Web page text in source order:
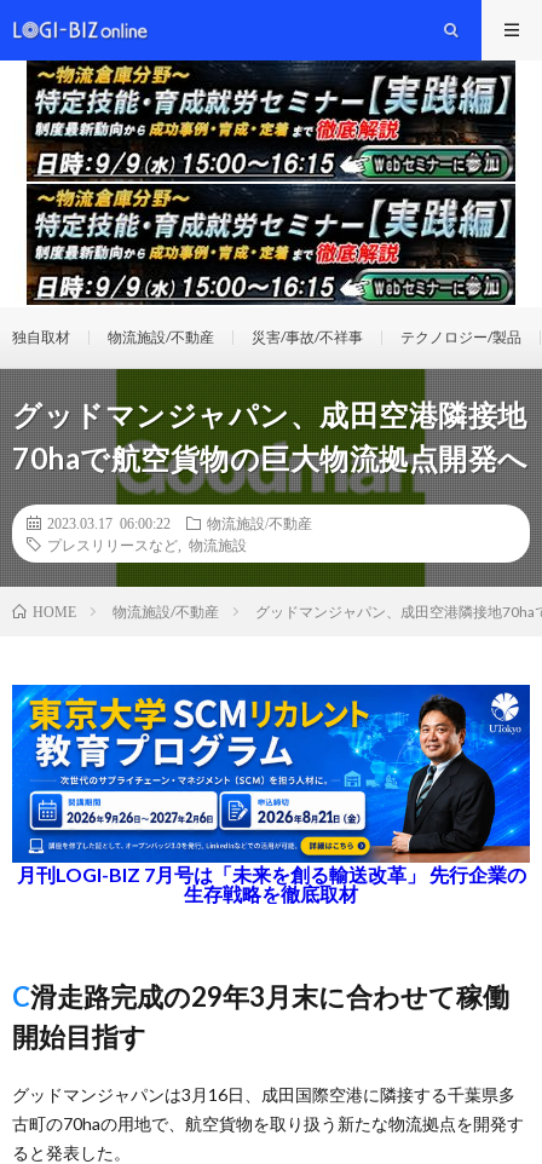
独自取材 物流施設/不動産 災害/事故/不祥事 テクノロジー/製品
グッドマンジャパン、成⽥空港隣接地
70haで航空貨物の巨大物流拠点開発へ
2023.03.17 06:00:22
物流施設/不動産
プレスリリースなど
物流施設
HOME 物流施設/不動産 グッドマンジャパン、成⽥空港隣接地
月刊LOGI-BIZ 7月号は「未来を創る輸送改革」 先行企業の
生存戦略を徹底取材
C滑走路完成の29年3月末に合わせて稼働
開始目指す
グッドマンジャパンは3月16日、成田国際空港に隣接する千葉県多
古町の70haの用地で、航空貨物を取り扱う新たな物流拠点を開発す
ると発表した。